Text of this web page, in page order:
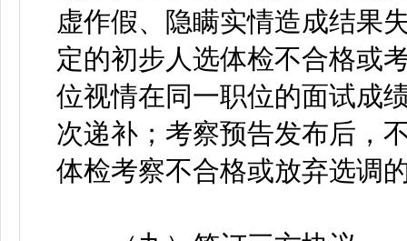
虚作假、隐瞒实情造成结果
定的初步人选体检不合格或
位视情在同一职位的面试成
次递补；考察预告发布后，
体检考察不合格或放弃选调